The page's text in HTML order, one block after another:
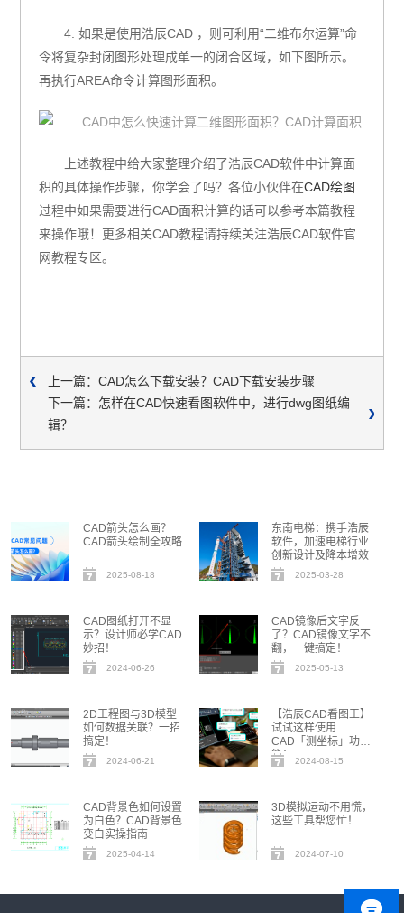
4.如果是使用浩辰CAD ，则可利用“二维布尔运算”命
令将复杂封闭图形处理成单一的闭合区域，如下图所示。
再执行AREA命令计算图形面积。
上述教程中给大家整理介绍了浩辰CAD软件中计算面
积的具体操作步骤，你学会了吗？各位小伙伴在CAD绘图
过程中如果需要进行CAD面积计算的话可以参考本篇教程
来操作哦！更多相关CAD教程请持续关注浩辰CAD软件官
网教程专区。
上一篇：CAD怎么下载安装？CAD下载安装步骤
下一篇：怎样在CAD快速看图软件中，进行dwg图纸编
辑？
CAD箭头怎么画？
CAD箭头绘制全攻略
2025-08-18
东南电梯：携手浩辰
软件，加速电梯行业
创新设计及降本增效
2025-03-28
CAD图纸打开不显
示？设计师必学CAD
妙招！
2024-06-26
CAD镜像后文字反
了？CAD镜像文字不
翻，一键搞定！
2025-05-13
2D工程图与3D模型
如何数据关联？一招
搞定！
2024-06-21
【浩辰CAD看图王】
试试这样使用
CAD「测坐标」功
能！
2024-08-15
CAD背景色如何设置
为白色？CAD背景色
变白实操指南
2025-04-14
3D模拟运动不用慌，
这些工具帮您忙！
2024-07-10